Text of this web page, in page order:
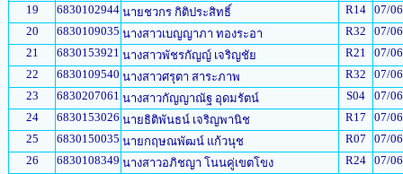
19
6830102944 นายชวกร กิติประสิทธิ์ R14 07/
20
6830109035 นางสาวเบญญาภา ทองระอา R32
07/
21
6830153921 นางสาวพัชรกัญญ์ เจริญชัย R21
07/
22
6830109540 นางสาวศรุตา สาระภาพ R32
07/
23
6830207061 นางสาวกัญญาณัฐ อุดมรัตน์ S04
07/
24
6830153026 นายธิติพันธน์ เจริญพานิช R17
07/
25
6830150035 นายกฤษณพัฒน์ แก้วนุช R07
07/
26
6830108349 นางสาวอภิชญา โนนคู่เขตโขง R24 07/